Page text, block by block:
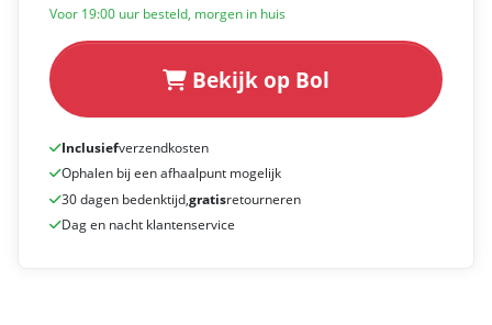
Voor 19:00 uur besteld, morgen in huis
Bekijk op Bol
Inclusiefverzendkosten
Ophalen bij een afhaalpunt mogelijk
30 dagen bedenktijd,gratisretourneren
Dag en nacht klantenservice